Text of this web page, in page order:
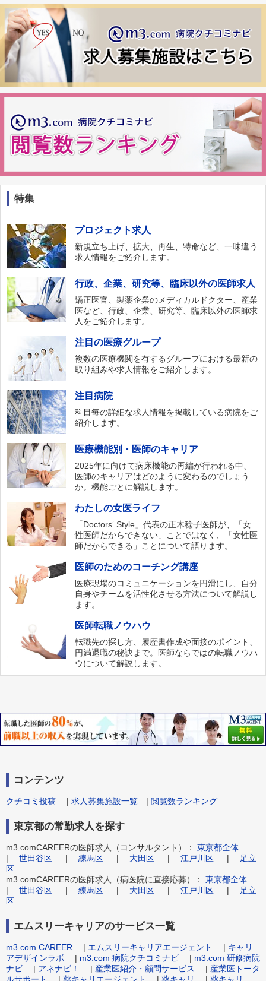
特集
プロジェクト求人
新規立ち上げ、拡大、再生、特命など、一味違う
求人情報をご紹介します。
行政、企業、研究等、臨床以外の医師求人
矯正医官、製薬企業のメディカルドクター、産業
医など、行政、企業、研究等、臨床以外の医師求
人をご紹介します。
注目の医療グループ
複数の医療機関を有するグループにおける最新の
取り組みや求人情報をご紹介します。
注目病院
科目毎の詳細な求人情報を掲載している病院をご
紹介します。
医療機能別・医師のキャリア
2025年に向けて病床機能の再編が行われる中、
医師のキャリアはどのように変わるのでしょう
か。機能ごとに解説します。
わたしの女医ライフ
「Doctors‘ Style」代表の正木稔子医師が、「女
性医師だからできない」ことではなく、「女性医
師だからできる」ことについて語ります。
医師のためのコーチング講座
医療現場のコミュニケーションを円滑にし、自分
自身やチームを活性化させる方法について解説し
ます。
医師転職ノウハウ
転職先の探し方、履歴書作成や面接のポイント、
円満退職の秘訣まで。医師ならではの転職ノウハ
ウについて解説します。
コンテンツ
クチコミ投稿 | 求人募集施設一覧 | 閲覧数ランキング
東京都の常勤求人を探す
m3.comCAREERの医師求人（コンサルタント）： 東京都全体
| 世田谷区 | 練馬区 | 大田区 | 江戸川区 |
足立
区
m3.comCAREERの医師求人（病医院に直接応募）： 東京都全体
| 世田谷区 | 練馬区 | 大田区 | 江戸川区 |
足立
区
エムスリーキャリアのサービス一覧
m3.com CAREER | エムスリーキャリアエージェント | キャリ
アデザインラボ | m3.com 病院クチコミナビ | m3.com 研修病院
ナビ | アネナビ！ | 産業医紹介・顧問サービス | 産業医トータ
ルサポート
| 薬キャリエージェント | 薬キャリ | 薬キャリ